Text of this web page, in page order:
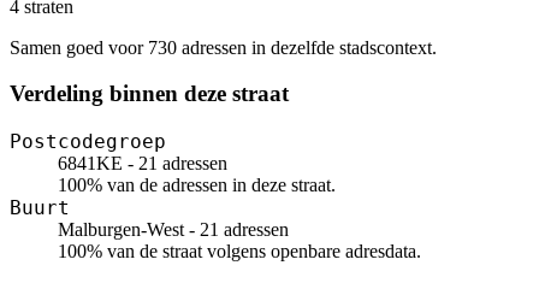
4 straten
Samen goed voor 730 adressen in dezelfde stadscontext.
Verdeling binnen deze straat
Postcodegroep
6841KE - 21 adressen
100% van de adressen in deze straat.
Buurt
Malburgen-West - 21 adressen
100% van de straat volgens openbare adresdata.